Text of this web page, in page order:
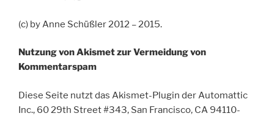
(c) by Anne Schüßler 2012 – 2015.
Nutzung von Akismet zur Vermeidung von
Kommentarspam
Diese Seite nutzt das Akismet-Plugin der Automattic
Inc., 60 29th Street #343, San Francisco, CA 94110-